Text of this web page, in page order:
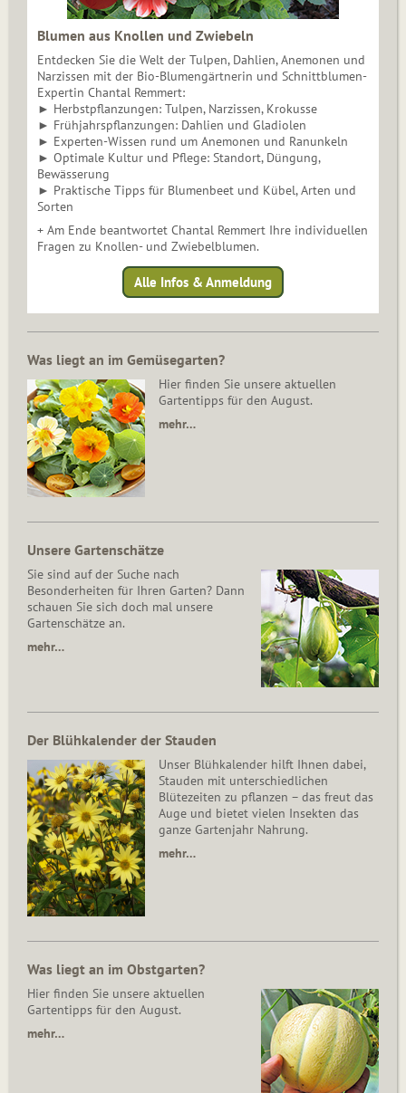
Blumen aus Knollen und Zwiebeln
Entdecken Sie die Welt der Tulpen, Dahlien, Anemonen und
Narzissen mit der Bio-Blumengärtnerin und Schnittblumen-
Expertin Chantal Remmert:
► Herbstpflanzungen: Tulpen, Narzissen, Krokusse
► Frühjahrspflanzungen: Dahlien und Gladiolen
► Experten-Wissen rund um Anemonen und Ranunkeln
► Optimale Kultur und Pflege: Standort, Düngung,
Bewässerung
► Praktische Tipps für Blumenbeet und Kübel, Arten und
Sorten
+ Am Ende beantwortet Chantal Remmert Ihre individuellen
Fragen zu Knollen- und Zwiebelblumen.
Alle Infos & Anmeldung
Was liegt an im Gemüsegarten?
Hier finden Sie unsere aktuellen
Gartentipps für den August.
mehr…
Unsere Gartenschätze
Sie sind auf der Suche nach
Besonderheiten für Ihren Garten? Dann
schauen Sie sich doch mal unsere
Gartenschätze an.
mehr…
Der Blühkalender der Stauden
Unser Blühkalender hilft Ihnen dabei,
Stauden mit unterschiedlichen
Blütezeiten zu pflanzen – das freut das
Auge und bietet vielen Insekten das
ganze Gartenjahr Nahrung.
mehr…
Was liegt an im Obstgarten?
Hier finden Sie unsere aktuellen
Gartentipps für den August.
mehr…